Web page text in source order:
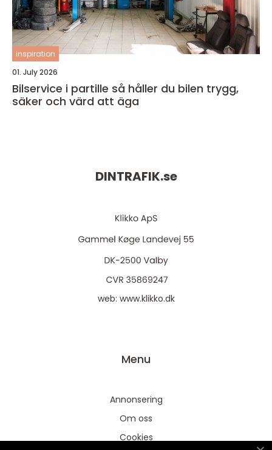
inspiration
01. July 2026
Bilservice i partille så håller du bilen trygg,
säker och värd att äga
DINTRAFIK.se
web: www.klikko.dk
Menu
Annonsering
Om oss
Cookies